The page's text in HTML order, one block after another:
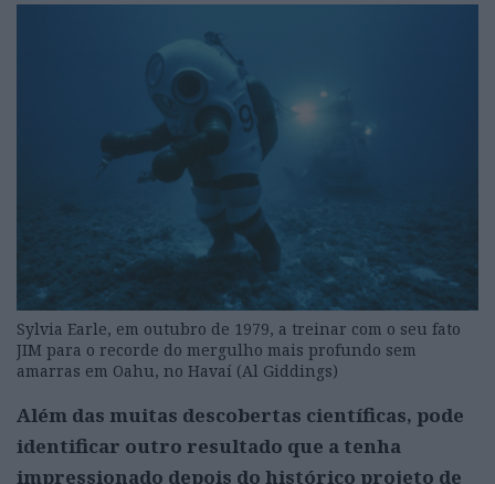
Sylvia Earle, em outubro de 1979, a treinar com o seu fato
JIM para o recorde do mergulho mais profundo sem
amarras em Oahu, no Havaí (Al Giddings)
Além das muitas descobertas científicas, pode
identificar outro resultado que a tenha
impressionado depois do histórico projeto de